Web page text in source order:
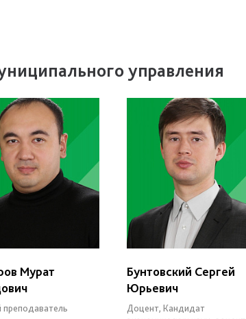
управления
Мурат
преподаватель
Бунтовский Сергей
Юрьевич
Доцент, Кандидат